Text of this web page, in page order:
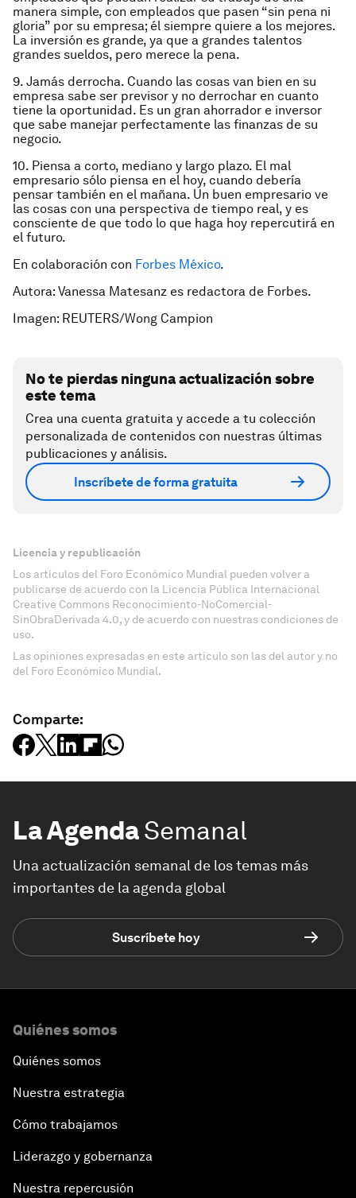
manera simple, con empleados que pasen “sin pena ni
gloria” por su empresa; él siempre quiere a los mejores.
La inversión es grande, ya que a grandes talentos
grandes sueldos, pero merece la pena.
9. Jamás derrocha. Cuando las cosas van bien en su
empresa sabe ser previsor y no derrochar en cuanto
tiene la oportunidad. Es un gran ahorra­dor e inversor
que sabe manejar perfecta­mente las finanzas de su
negocio.
10. Piensa a corto, mediano y largo plazo. El mal
empresario sólo piensa en el hoy, cuando debería
pensar también en el mañana. Un buen empresario ve
las cosas con una perspectiva de tiempo real, y es
consciente de que todo lo que haga hoy repercutirá en
el futuro.
En colaboración con Forbes México.
Autora: Vanessa Matesanz es redactora de Forbes.
Imagen: REUTERS/Wong Campion
No te pierdas ninguna actualización sobre
este tema
Crea una cuenta gratuita y accede a tu colección
personalizada de contenidos con nuestras últimas
publicaciones y análisis.
Inscríbete de forma gratuita
Licencia y republicación
Los artículos del Foro Económico Mundial pueden volver a
publicarse de acuerdo con la Licencia Pública Internacional
Creative Commons Reconocimiento-NoComercial-
SinObraDerivada 4.0, y de acuerdo con nuestras condiciones de
uso.
Las opiniones expresadas en este artículo son las del autor y no
del Foro Económico Mundial.
Comparte:
La AgendaSemanal
Una actualización semanal de los temas más
importantes de la agenda global
Suscríbete hoy
Quiénes somos
Quiénes somos
Nuestra estrategia
Cómo trabajamos
Liderazgo y gobernanza
Nuestra repercusión